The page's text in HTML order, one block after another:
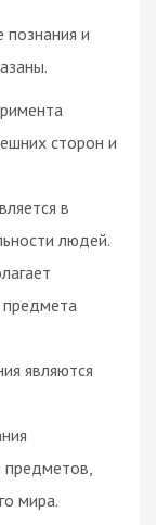
и
сторон и
в
людей.
предмета
являются
мира.